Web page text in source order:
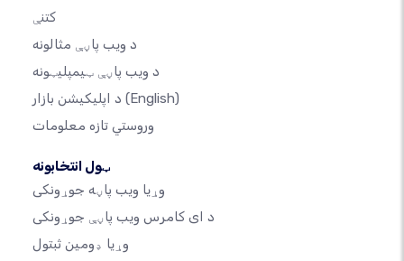
کتنې
د ویب پاڼې مثالونه
د ویب پاڼې ټیمپلیټونه
(English)
وروستي تازه معلومات
ټول انتخابونه
وړیا ویب پاڼه جوړونکی
د ای کامرس ویب پاڼې جوړونکی
وړیا ډومین ثبتول